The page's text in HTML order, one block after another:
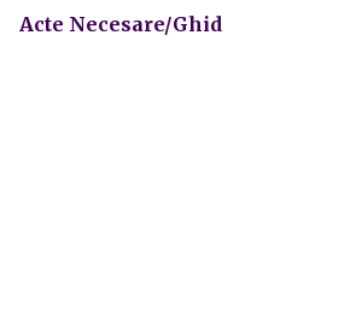
Acte Necesare/Ghid